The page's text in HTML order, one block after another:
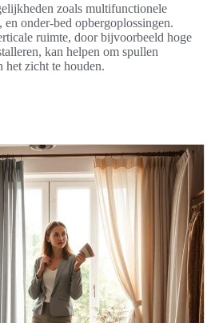
zoals multifunctionele
onder-bed opbergoplossingen.
ruimte, door bijvoorbeeld hoge
kan helpen om spullen
het zicht te houden.